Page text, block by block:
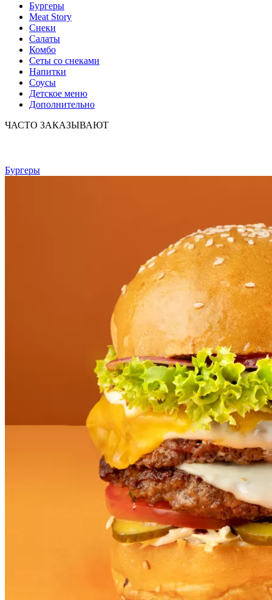
Бургеры
Meat Story
Снеки
Салаты
Комбо
Сеты со снеками
Напитки
Соусы
Детское меню
Дополнительно
ЧАСТО ЗАКАЗЫВАЮТ
Бургеры